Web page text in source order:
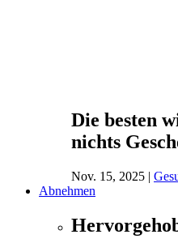
Die besten
nichts
Nov. 15, 2025 |
Abnehmen